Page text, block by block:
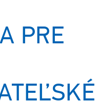
PRE